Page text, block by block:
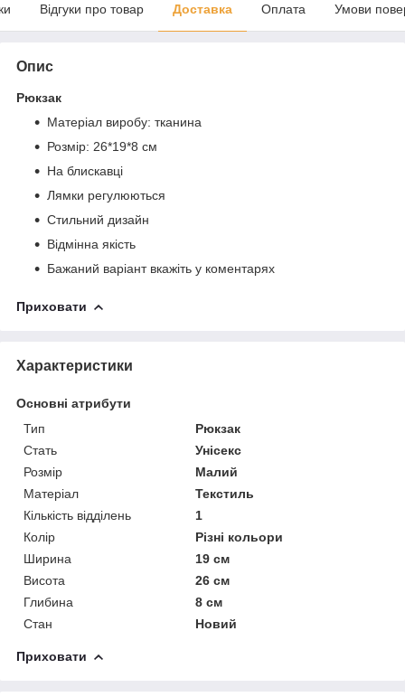
Відгуки про товар Доставка Оплата Умови
Опис
Рюкзак
Матеріал виробу: тканина
Розмір: 26*19*8 см
На блискавці
Лямки регулюються
Стильний дизайн
Відмінна якість
Бажаний варіант вкажіть у коментарях
Приховати
Характеристики
Основні атрибути
Тип
Рюкзак
Стать
Унісекс
Розмір
Малий
Матеріал
Текстиль
Кількість відділень
1
Колір
Різні кольори
Ширина
19 см
Висота
26 см
Глибина
8 см
Стан
Новий
Приховати